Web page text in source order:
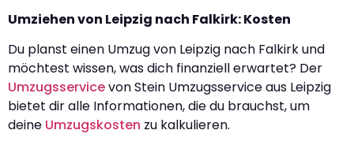
Umziehen von Leipzig nach Falkirk: Kosten
Du planst einen Umzug von Leipzig nach Falkirk und
möchtest wissen, was dich finanziell erwartet? Der
Umzugsservicevon Stein Umzugsservice aus Leipzig
bietet dir alle Informationen, die du brauchst, um
deine Umzugskosten zu kalkulieren.